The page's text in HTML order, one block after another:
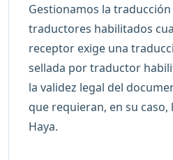
Gestionamos la
traductores habilitados
receptor exige una
sellada por traductor
la validez legal del
que requieran, en su caso,
Haya.